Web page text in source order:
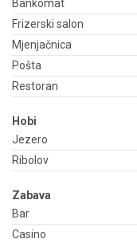
Bankomat
Frizerski salon
Mjenjačnica
Pošta
Restoran
Hobi
Jezero
Ribolov
Zabava
Bar
Casino